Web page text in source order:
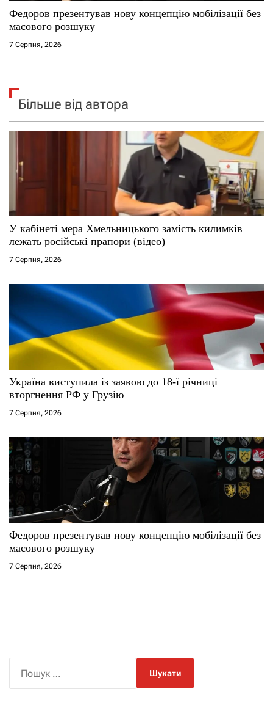
Федоров презентував нову концепцію мобілізації без
масового розшуку
7 Серпня, 2026
Більше від автора
У кабінеті мера Хмельницького замість килимків
лежать російські прапори (відео)
7 Серпня, 2026
Україна виступила із заявою до 18-ї річниці
вторгнення РФ у Грузію
7 Серпня, 2026
Федоров презентував нову концепцію мобілізації без
масового розшуку
7 Серпня, 2026